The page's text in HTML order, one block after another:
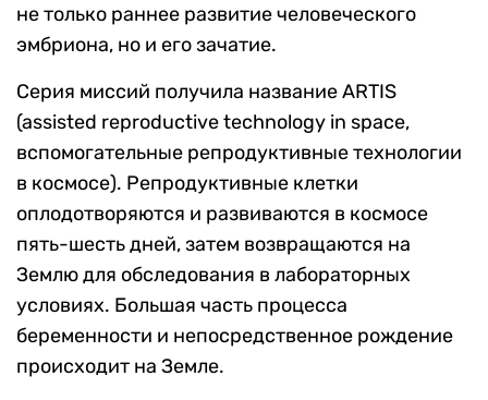
не только раннее развитие человеческого
эмбриона, но и его зачатие.
Серия миссий получила название ARTIS
(assisted reproductive technology in space,
вспомогательные репродуктивные технологии
в космосе). Репродуктивные клетки
оплодотворяются и развиваются в космосе
пять-шесть дней, затем возвращаются на
Землю для обследования в лабораторных
условиях. Большая часть процесса
беременности и непосредственное рождение
происходит на Земле.